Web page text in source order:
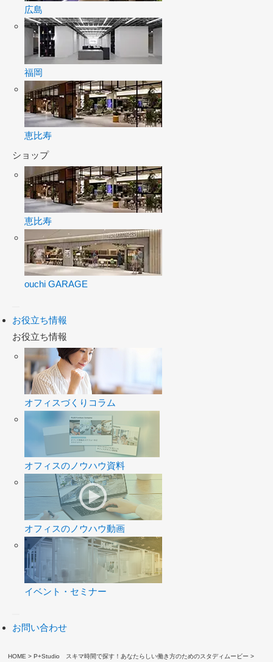
広島
福岡
恵比寿
ショップ
恵比寿
ouchi GARAGE
お役立ち情報
お役立ち情報
オフィスづくりコラム
オフィスのノウハウ資料
オフィスのノウハウ動画
イベント・セミナー
お問い合わせ
HOME >P+Studio スキマ時間で探す！あなたらしい働き方のためのスタディムービー >